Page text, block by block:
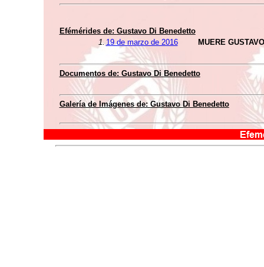
Efémérides de: Gustavo Di Benedetto
1. 19 de marzo de 2016 MUERE
Documentos de: Gustavo Di Benedetto
Galería de Imágenes de: Gustavo Di Benedetto